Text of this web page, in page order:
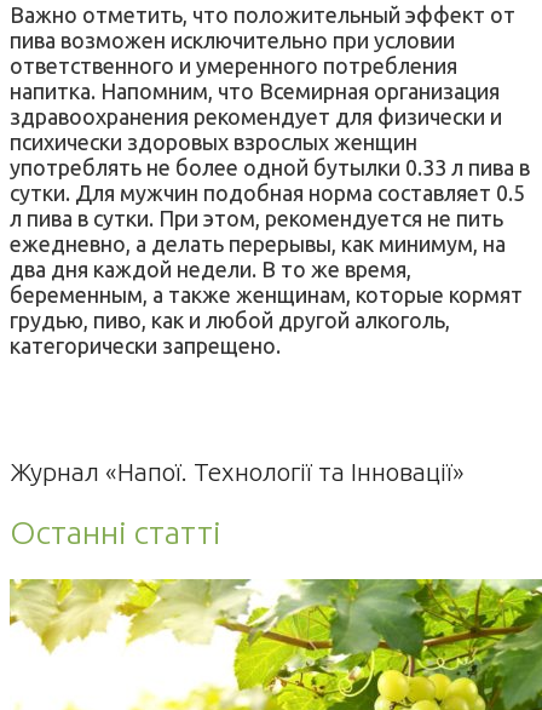
Важно отметить, что положительный эффект от
пива возможен исключительно при условии
ответственного и умеренного потребления
напитка. Напомним, что Всемирная организация
здравоохранения рекомендует для физически и
психически здоровых взрослых женщин
употреблять не более одной бутылки 0.33 л пива в
сутки. Для мужчин подобная норма составляет 0.5
л пива в сутки. При этом, рекомендуется не пить
ежедневно, а делать перерывы, как минимум, на
два дня каждой недели. В то же время,
беременным, а также женщинам, которые кормят
грудью, пиво, как и любой другой алкоголь,
категорически запрещено.
Журнал «Напої. Технології та Інновації»
Останні статті